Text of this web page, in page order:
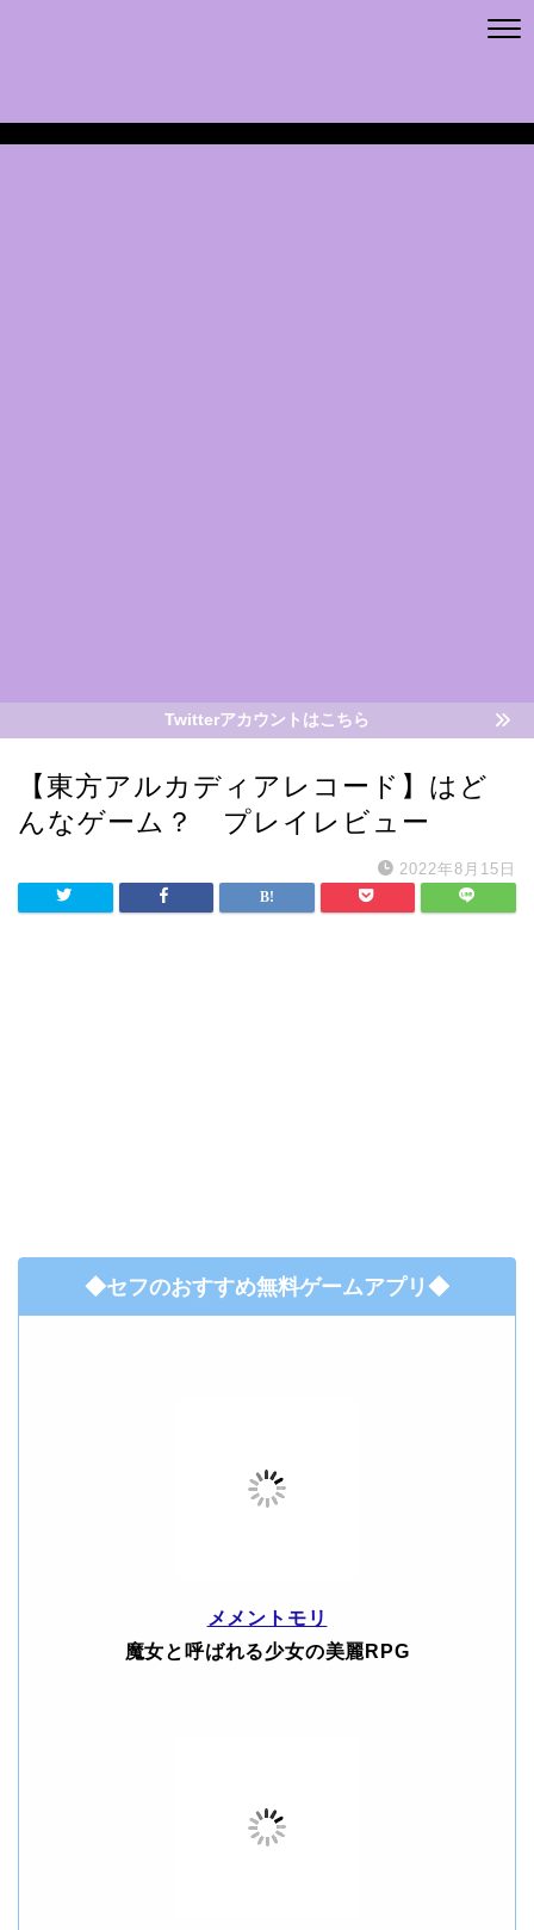
Twitterアカウントはこちら
【東方アルカディアレコード】はど
んなゲーム？ プレイレビュー
2022年8月15日
◆セフのおすすめ無料ゲームアプリ◆
メメントモリ
魔女と呼ばれる少女の美麗RPG